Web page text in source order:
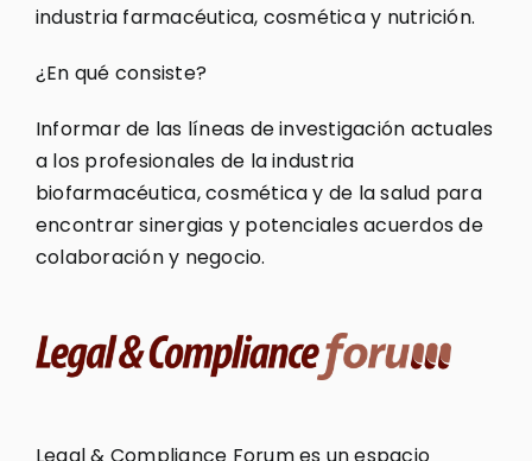
industria farmacéutica, cosmética y nutrición.
¿En qué consiste?
Informar de las líneas de investigación actuales
a los profesionales de la industria
biofarmacéutica, cosmética y de la salud para
encontrar sinergias y potenciales acuerdos de
colaboración y negocio.